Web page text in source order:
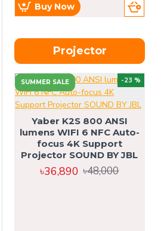
Buy Now
Projector
SUMMER SALE -23 %
Yaber K2S 800 ANSI
lumens WIFI 6 NFC Auto-
focus 4K Support
Projector SOUND BY JBL
৳36,890 ৳48,000